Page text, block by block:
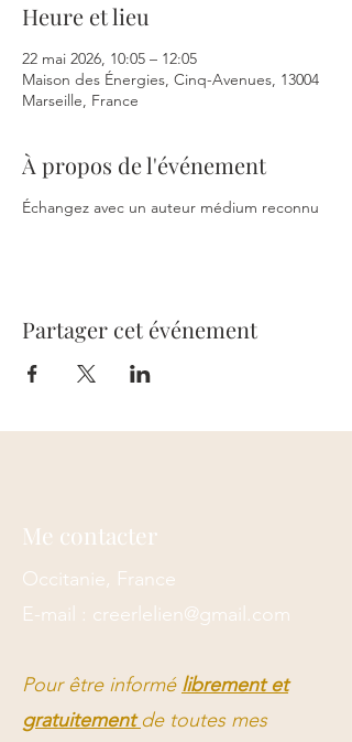
Heure et lieu
22 mai 2026, 10:05 – 12:05
Maison des Énergies, Cinq-Avenues, 13004
Marseille, France
À propos de l'événement
Échangez avec un auteur médium reconnu
Partager cet événement
Me contacter
Occitanie, France
E-mail : creerlelien@gmail.com
Pour être informé librement et
gratuitementde toutes mes